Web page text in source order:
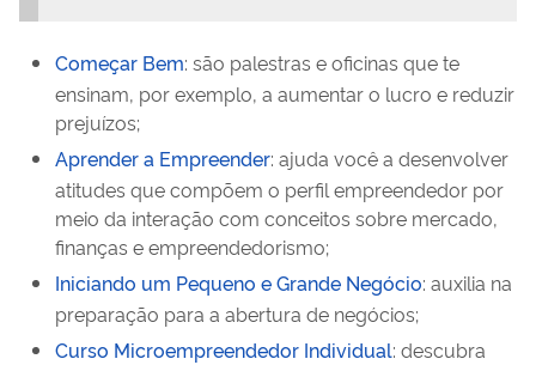
Começar Bem: são palestras e oficinas que te
ensinam, por exemplo, a aumentar o lucro e reduzir
prejuízos;
Aprender a Empreender: ajuda você a desenvolver
atitudes que compõem o perfil empreendedor por
meio da interação com conceitos sobre mercado,
finanças e empreendedorismo;
Iniciando um Pequeno e Grande Negócio: auxilia na
preparação para a abertura de negócios;
Curso Microempreendedor Individual: descubra